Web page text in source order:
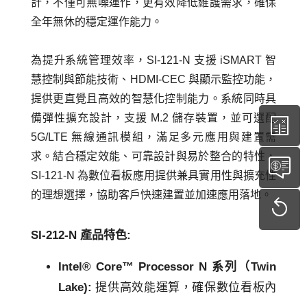
計，不僅可無噪運作，更有效降低維護需求，確保
全年無休的穩定運作能力。
為提升系統管理效率，SI-121-N 支援 iSMART 智
慧控制與節能技術、HDMI-CEC 與顯示監控功能，
提供更直覺且高效的智慧化控制能力。系統同時具
備彈性擴充設計，支援 M.2 儲存裝置，並可選配
5G/LTE 無線通訊模組，滿足多元應用與建置需
求。結合穩定效能、可靠設計與易於整合的特性，
SI-121-N 為數位看板應用提供兼具實用性與擴充性
的理想選擇，協助客戶快速建置並加速應用落地。
SI-212-N 產品特色:
Intel® Core™ Processor N 系列（Twin
Lake):提供高效能運算，確保數位看板內